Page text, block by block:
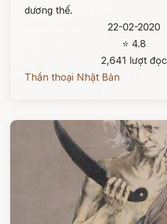
dương thế.
22-02-2020
⭐ 4.8
2,641 lượt đọc
Thần thoại Nhật Bản